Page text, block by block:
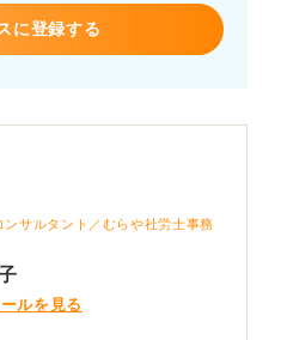
に登録する
ンサルタント／むらや社労士事務
ルを見る